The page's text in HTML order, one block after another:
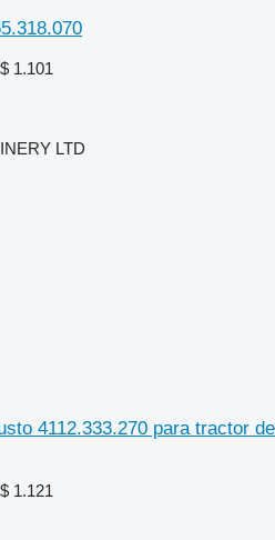
1.101
LTD
4112.333.270 para tractor de
1.121